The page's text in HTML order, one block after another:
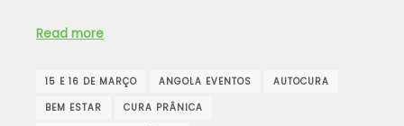
Read more
15 E 16 DE MARÇO ANGOLA EVENTOS
AUTOCURA
BEM ESTAR
CURA PRÂNICA